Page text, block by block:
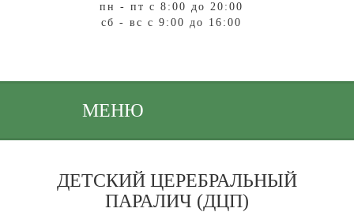
пн - пт с 8:00 до 20:00
сб - вс с 9:00 до 16:00
МЕНЮ
ДЕТСКИЙ ЦЕРЕБРАЛЬНЫЙ
ПАРАЛИЧ (ДЦП)